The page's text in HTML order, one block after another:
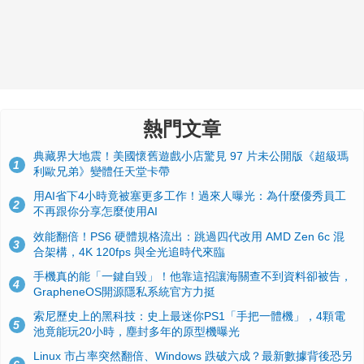
熱門文章
1
典藏界大地震！美國懷舊遊戲小店驚見 97 片未公開版《超級瑪
利歐兄弟》變體任天堂卡帶
2
用AI省下4小時竟被塞更多工作！過來人曝光：為什麼優秀員工
不再跟你分享怎麼使用AI
3
效能翻倍！PS6 硬體規格流出：跳過四代改用 AMD Zen 6c 混
合架構，4K 120fps 與全光追時代來臨
4
手機真的能「一鍵自毀」！他靠這招讓海關查不到資料卻被告，
GrapheneOS開源隱私系統官方力挺
5
索尼歷史上的黑科技：史上最迷你PS1「手把一體機」，4顆電
池竟能玩20小時，塵封多年的原型機曝光
Linux 市占率突然翻倍、Windows 跌破六成？最新數據背後恐另